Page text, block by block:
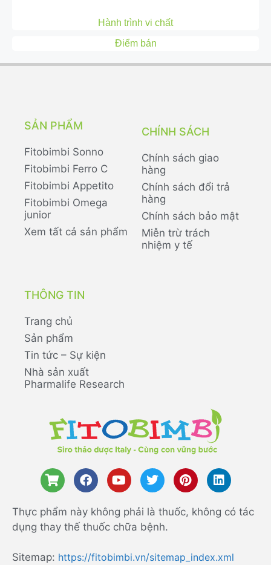
Hành trình vi chất
Điểm bán
SẢN PHẨM
Fitobimbi Sonno
Fitobimbi Ferro C
Fitobimbi Appetito
Fitobimbi Omega
junior
Xem tất cả sản phẩm
CHÍNH SÁCH
Chính sách giao
hàng
Chính sách đổi trả
hàng
Chính sách bảo mật
Miễn trừ trách
nhiệm y tế
THÔNG TIN
Trang chủ
Sản phẩm
Tin tức – Sự kiện
Nhà sản xuất
Pharmalife Research
Thực phẩm này không phải là thuốc, không có tác
dụng thay thế thuốc chữa bệnh.
Sitemap: https://fitobimbi.vn/sitemap_index.xml